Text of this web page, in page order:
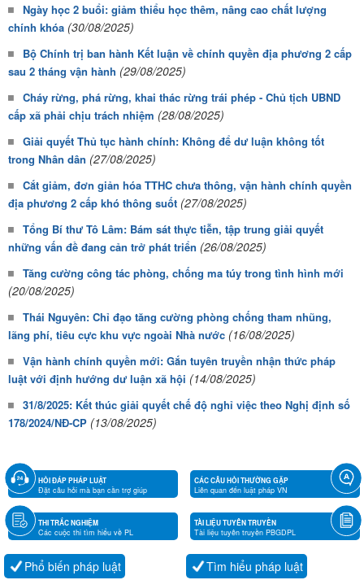
Ngày học 2 buổi: giảm thiểu học thêm, nâng cao chất lượng
chính khóa (30/08/2025)
Bộ Chính trị ban hành Kết luận về chính quyền địa phương 2 cấp
sau 2 tháng vận hành (29/08/2025)
Cháy rừng, phá rừng, khai thác rừng trái phép - Chủ tịch UBND
cấp xã phải chịu trách nhiệm (28/08/2025)
Giải quyết Thủ tục hành chính: Không để dư luận không tốt
trong Nhân dân (27/08/2025)
Cắt giảm, đơn giản hóa TTHC chưa thông, vận hành chính quyền
địa phương 2 cấp khó thông suốt (27/08/2025)
Tổng Bí thư Tô Lâm: Bám sát thực tiễn, tập trung giải quyết
những vấn đề đang cản trở phát triển (26/08/2025)
Tăng cường công tác phòng, chống ma túy trong tình hình mới
(20/08/2025)
Thái Nguyên: Chỉ đạo tăng cường phòng chống tham nhũng,
lãng phí, tiêu cực khu vực ngoài Nhà nước (16/08/2025)
Vận hành chính quyền mới: Gắn tuyên truyền nhận thức pháp
luật với định hướng dư luận xã hội (14/08/2025)
31/8/2025: Kết thúc giải quyết chế độ nghỉ việc theo Nghị định số
178/2024/NĐ-CP (13/08/2025)
HỎI ĐÁP PHÁP LUẬT
Đặt câu hỏi mà bạn cần trợ giúp
CÁC CÂU HỎI THƯỜNG GẶP
Liên quan đến luật pháp VN
THI TRẮC NGHIỆM
Các cuộc thi tìm hiểu về PL
TÀI LIỆU TUYÊN TRUYỀN
Tài liệu tuyên truyền PBGDPL
Phổ biến pháp luật Tìm hiểu pháp luật